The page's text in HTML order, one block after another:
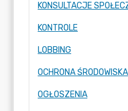
KONSULTACJE
KONTROLE
LOBBING
OCHRONA ŚRODOWISKA
OGŁOSZENIA